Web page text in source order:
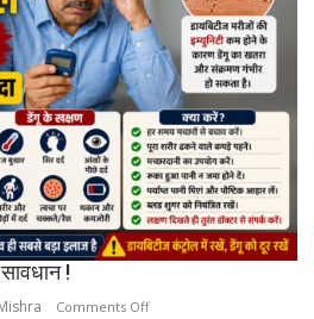
एक्सपर्ट
और
रिसर्च
की
पूरी
सच्चाई
!
Comments Offon